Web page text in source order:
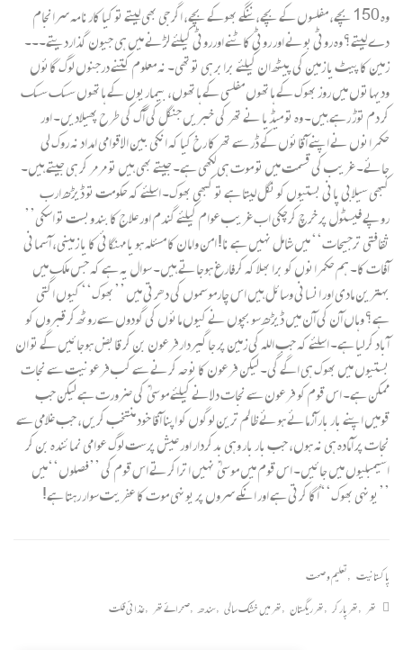
وہ 150 بچے، مفلسوں کے بچے، ننگے بھوکے بچے، اگر جی بھی لیتے تو کیا کارنامہ سرانجام
دے لیتے؟ وہ روٹی بونے اور روٹی کاٹنے اورروٹی کیلئے لڑنے میں ہی جیون گذاردیتے۔۔۔
زمین کا پیٹ یا زمین کی پیٹھ ان کیلئے برابر ہی توتھی۔ نہ معلوم کتنے درجنوں لوگ گائوں
ودیہاتوں میں روز بھوک کے ہاتھوں مفلسی کے ہاتھوں، بیماریوں کے ہاتھوں سسک سسک
کر دم توڑ رہے ہیں۔ وہ تو میڈیا نے تھر کی خبریں جنگل کی آگ کی طرح پھیلادیں۔ اور
حکمرانوں نے اپنے آقائوں کے ڈر سے تھر کا رخ کیا کہ انکی بین الاقوامی امداد نہ روک لی
جائے۔ غریب کی قسمت میں تو موت ہی لکھی ہے۔ جیتے بھی ہیں تو مرمر کر ہی جیتے ہیں۔
کبھی سیلابی پانی بستیوں کو نگل لیتا ہے تو کبھی بھوک۔ اسلئے کہ حکومت تو ڈیڑھ ارب
روپے فیسٹول پر خرچ کرچکی اب غریب عوام کیلئے گندم اور علاج کا بندوبست تو اسکی’’
ثقافتی ترجیحات‘‘ میں شامل نہیں ہے نا! امن وامان کا مسئلہ ہو یا مہنگائی کا یا زمینی، آسمانی
آفات کا۔ ہم حکمرانوں کو برا بھلا کہ کرفارغ ہوجاتے ہیں۔ سوال یہ ہے کہ جس ملک میں
بہترین مادی اور انسانی وسائل ہیں اس چارموسموں کی دھرتی میں ’’بھوک‘‘ کیوں اگتی
ہے؟ وہاں آن کی آن میں ڈیڑھ سو بچوں نے کیوں مائوں کی گودوں سے روٹھ کر قبروں کو
آباد کرلیا ہے۔ اسلئے کہ جب اللہ کی زمین پر جاگیردارفرعون بن کر قابض ہوجائیں گے تو ان
بستیوں میں بھوک ہی اگے گی۔ لیکن فرعون کا نوحہ کرنے سے کب فرعونیت سے نجات
ممکن ہے۔ اس قوم کو فرعون سے نجات دلانے کیلئے موسیٰ ؑ کی ضرورت ہے لیکن جب
قومیں اپنے بار بار آزمائے ہوئے ظالم ترین لوگوں کو اپنا آقا خود منتخب کریں، جب غلامی سے
نجات پر آمادہ ہی نہ ہوں، جب بار بار وہی بدکردار اور عیش پرست لوگ عوامی نمائندہ بن کر
اسیمبلیوں میں جائیں۔ اس قوم میں موسیٰ ؑ نہیں اتراکرتے اس قوم کی ’’فصلوں‘‘میں
’’یونہی بھوک‘‘ اُگا کرتی ہے اور انکے سروں پر یونہی موت کا عفریت سوار رہتا ہے!
پاکستانیت ,تعلیم و صحت
تھر ,تھر پارکر ,تھر ریگستان ,تھر میں خشک سالی ,سندھ ,صحرائے تھر ,غذائی قلت